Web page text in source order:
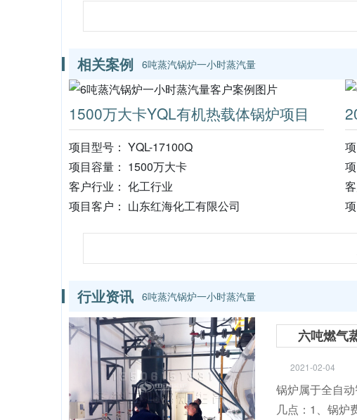
相关案例 6吨蒸汽锅炉一小时蒸汽量
1500万大卡YQL有机热载体锅炉项目
项目型号： YQL-17100Q
项目容量： 1500万大卡
客户行业： 化工行业
项目客户： 山东红海化工有限公司
行业资讯 6吨蒸汽锅炉一小时蒸汽量
六吨燃气
2021-02-04
锅炉属于全自
几点：1、锅炉